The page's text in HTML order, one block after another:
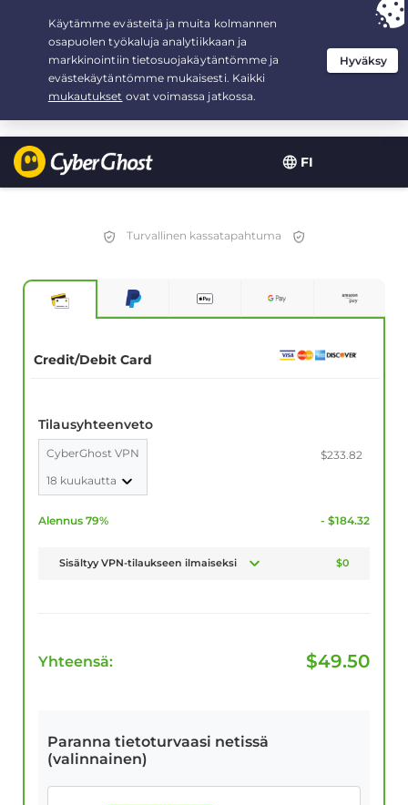
FI
Your choice:The Best Dealfor 1.5-years at $
Turvallinen kassatapahtuma
Credit/Debit Card
Tilausyhteenveto
CyberGhost VPN
18 kuukautta
$233.82
Alennus 79% - $184.32
Sisältyy VPN-tilaukseen ilmaiseksi $0
Yhteensä: $49.50
Paranna tietoturvaasi netissä
(valinnainen)